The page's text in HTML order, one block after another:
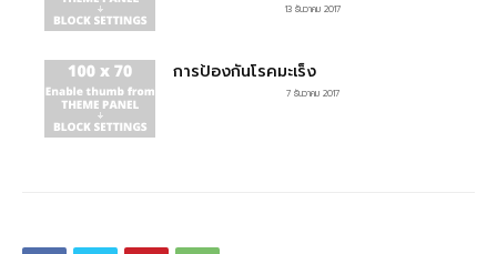
13 ธันวาคม 2017
การป้องกันโรคมะเร็ง
7 ธันวาคม 2017